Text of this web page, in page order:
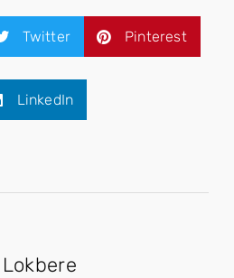
Twitter Pinterest
LinkedIn